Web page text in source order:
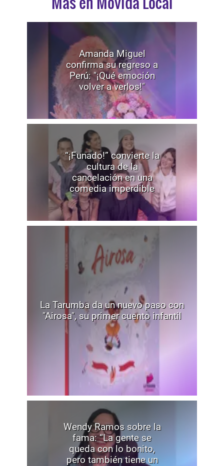
Amanda Miguel
confirma su regreso a
Perú: "¡Qué emoción
volver a verlos!"
“¡Funado!” convierte la
cultura de la
cancelación en una
comedia imperdible
La Tarumba da un nuevo paso con
"Airosa", su primer cuento infantil
Wendy Ramos sobre la
fama: “La gente se
queda con lo bonito,
pero también tiene un